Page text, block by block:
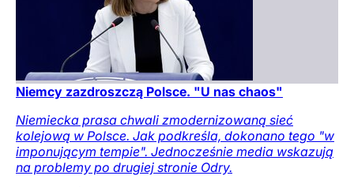
Niemcy zazdroszczą Polsce. "U nas chaos"
Niemiecka prasa chwali zmodernizowaną sieć
kolejową w Polsce. Jak podkreśla, dokonano tego "w
imponującym tempie". Jednocześnie media wskazują
na problemy po drugiej stronie Odry.